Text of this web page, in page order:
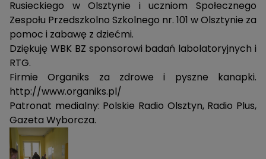
Rusieckiego w Olsztynie i uczniom Społecznego
Zespołu Przedszkolno Szkolnego nr. 101 w Olsztynie za
pomoc i zabawę z dziećmi.
Dziękuję WBK BZ sponsorowi badań labolatoryjnych i
RTG.
Firmie Organiks za zdrowe i pyszne kanapki.
http://www.organiks.pl/
Patronat medialny: Polskie Radio Olsztyn, Radio Plus,
Gazeta Wyborcza.